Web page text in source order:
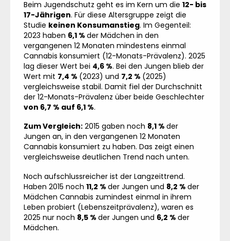
Beim Jugendschutz geht es im Kern um die 12- bis
17-Jährigen. Für diese Altersgruppe zeigt die
Studie keinen Konsumanstieg. Im Gegenteil:
2023 haben 6,1 % der Mädchen in den
vergangenen 12 Monaten mindestens einmal
Cannabis konsumiert (12-Monats-Prävalenz). 2025
lag dieser Wert bei 4,6 %. Bei den Jungen blieb der
Wert mit 7,4 % (2023) und 7,2 % (2025)
vergleichsweise stabil. Damit fiel der Durchschnitt
der 12-Monats-Prävalenz über beide Geschlechter
von 6,7 % auf 6,1 %.
Zum Vergleich: 2015 gaben noch 8,1 % der
Jungen an, in den vergangenen 12 Monaten
Cannabis konsumiert zu haben. Das zeigt einen
vergleichsweise deutlichen Trend nach unten.
Noch aufschlussreicher ist der Langzeittrend.
Haben 2015 noch 11,2 % der Jungen und 8,2 % der
Mädchen Cannabis zumindest einmal in ihrem
Leben probiert (Lebenszeitprävalenz), waren es
2025 nur noch 8,5 % der Jungen und 6,2 % der
Mädchen.